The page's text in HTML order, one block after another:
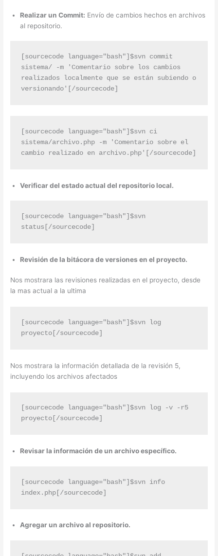
Realizar un Commit: Envío de cambios hechos en archivos
al repositorio.
[sourcecode language="bash"]$svn commit
sistema/ -m 'Comentario sobre los cambios
realizados localmente que se están subiendo o
versionando'[/sourcecode]
[sourcecode language="bash"]$svn ci
sistema/archivo.php -m 'Comentario sobre el
cambio realizado en archivo.php'[/sourcecode]
Verificar del estado actual del repositorio local.
[sourcecode language="bash"]$svn
status[/sourcecode]
Revisión de la bitácora de versiones en el proyecto.
Nos mostrara las revisiones realizadas en el proyecto, desde
la mas actual a la ultima
[sourcecode language="bash"]$svn log
proyecto[/sourcecode]
Nos mostrara la información detallada de la revisión 5,
incluyendo los archivos afectados
[sourcecode language="bash"]$svn log -v -r5
proyecto[/sourcecode]
Revisar la información de un archivo específico.
[sourcecode language="bash"]$svn info
index.php[/sourcecode]
Agregar un archivo al repositorio.